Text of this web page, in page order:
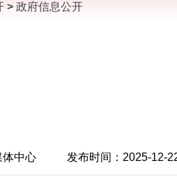
> 政府信息公开
体中心 发布时间：2025-12-